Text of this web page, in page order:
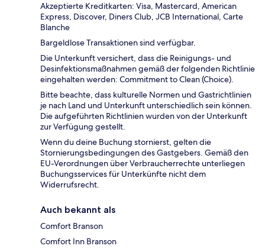
Akzeptierte Kreditkarten: Visa, Mastercard, American
Express, Discover, Diners Club, JCB International, Carte
Blanche
Bargeldlose Transaktionen sind verfügbar.
Die Unterkunft versichert, dass die Reinigungs- und
Desinfektionsmaßnahmen gemäß der folgenden Richtlinie
eingehalten werden: Commitment to Clean (Choice).
Bitte beachte, dass kulturelle Normen und Gastrichtlinien
je nach Land und Unterkunft unterschiedlich sein können.
Die aufgeführten Richtlinien wurden von der Unterkunft
zur Verfügung gestellt.
Wenn du deine Buchung stornierst, gelten die
Stornierungsbedingungen des Gastgebers. Gemäß den
EU-Verordnungen über Verbraucherrechte unterliegen
Buchungsservices für Unterkünfte nicht dem
Widerrufsrecht.
Auch bekannt als
Comfort Branson
Comfort Inn Branson